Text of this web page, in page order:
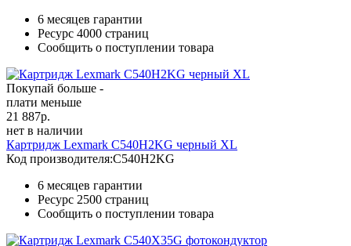
6 месяцев гарантии
Ресурс 4000 страниц
Сообщить о поступлении товара
Покупай больше -
плати меньше
21 887р.
нет в наличии
Картридж Lexmark C540H2KG черный XL
Код производителя:C540H2KG
6 месяцев гарантии
Ресурс 2500 страниц
Сообщить о поступлении товара